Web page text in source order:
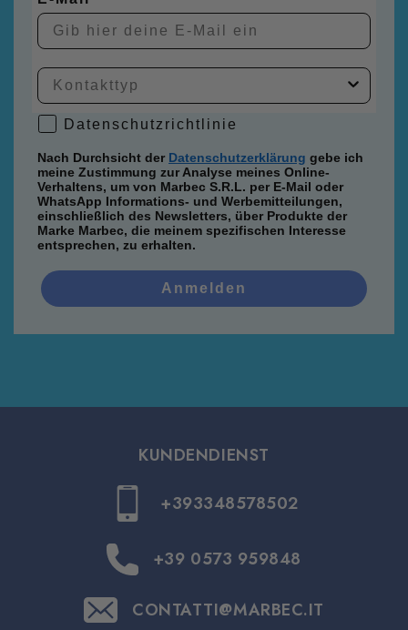
Datenschutzrichtlinie
Datenschutzrichtlinie
Nach Durchsicht der Datenschutzerklärung gebe ich
meine Zustimmung zur Analyse meines Online-
Verhaltens, um von Marbec S.R.L. per E-Mail oder
WhatsApp Informations- und Werbemitteilungen,
einschließlich des Newsletters, über Produkte der
Marke Marbec, die meinem spezifischen Interesse
entsprechen, zu erhalten.
Anmelden
KUNDENDIENST
+393348578502
+39 0573 959848
CONTATTI@MARBEC.IT